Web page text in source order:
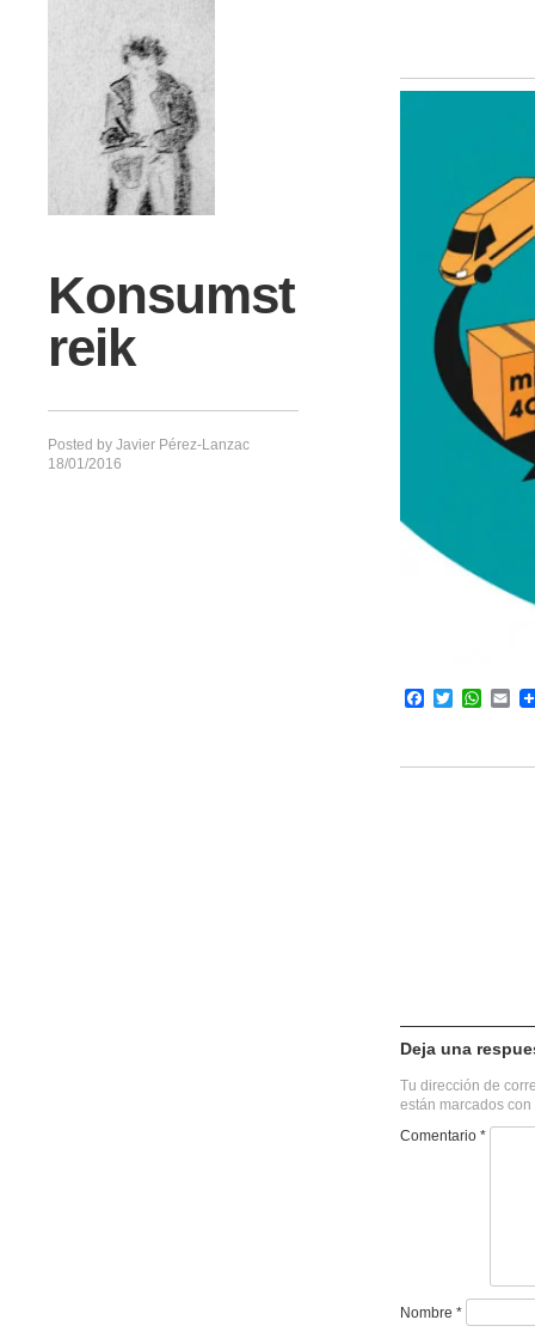
Konsumst
reik
Posted by Javier Pérez-Lanzac
18/01/2016
Facebook
Twitter
Deja una
Tu dirección de
están marcados con
Comentario *
Nombre *